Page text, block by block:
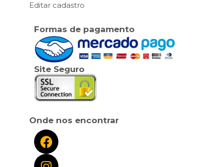
Editar cadastro
Formas de pagamento
Site Seguro
Onde nos encontrar